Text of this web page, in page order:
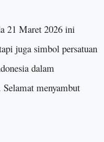
21 Maret 2026 ini
juga simbol persatuan
dalam
menyambut